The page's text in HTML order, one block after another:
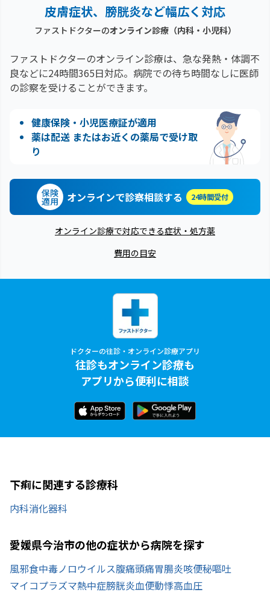
皮膚症状、膀胱炎など幅広く対応
ファストドクターのオンライン診療（内科・小児科）
ファストドクターのオンライン診療は、急な発熱・体調不
良などに24時間365日対応。 病院での待ち時間なしに医師
の診察を受けることができます。
健康保険・小児医療証が適用
薬は配送 またはお近くの薬局で受け取
り
保険
適用 オンラインで診察相談する 24時間受付
オンライン診療で対応できる症状・処方薬
費用の目安
ドクターの往診・オンライン診療アプリ
往診もオンライン診療も
アプリから便利に相談
下痢に関連する診療科
内科消化器科
愛媛県今治市の他の症状から病院を探す
風邪食中毒ノロウイルス腹痛頭痛胃腸炎咳便秘嘔吐
マイコプラズマ熱中症膀胱炎血便動悸高血圧